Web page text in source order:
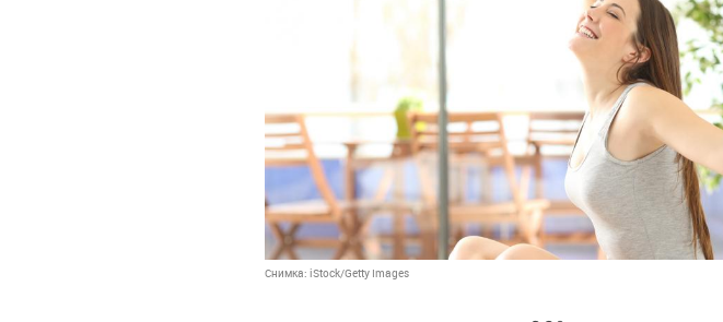
Снимка: iStock/Getty Images